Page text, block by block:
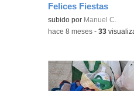
Felices Fiestas
Contenido educativo.
subido por Manuel C.
-hace 8 meses -33